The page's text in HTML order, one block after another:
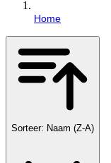
Home
Sorteer: Naam (Z-A)